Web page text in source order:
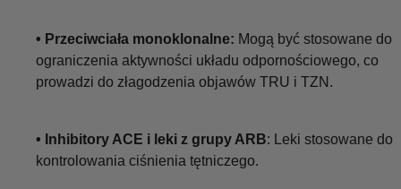
• Przeciwciała monoklonalne: Mogą być stosowane do
ograniczenia aktywności układu odpornościowego, co
prowadzi do złagodzenia objawów TRU i TZN.
• Inhibitory ACE i leki z grupy ARB: Leki stosowane do
kontrolowania ciśnienia tętniczego.